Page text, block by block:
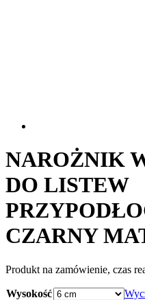
NAROŻNIK
DO LISTEW
CZARNY
Produkt na zamówienie, czas
Wysokość